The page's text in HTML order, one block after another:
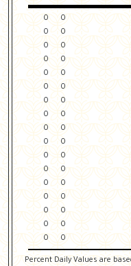
0
0
0
0
0
0
0
0
0
0
0
0
0
0
0
0
0
0
0
0
0
0
0
0
0
0
0
0
0
0
0
0
0
0
"Percent Daily Values are